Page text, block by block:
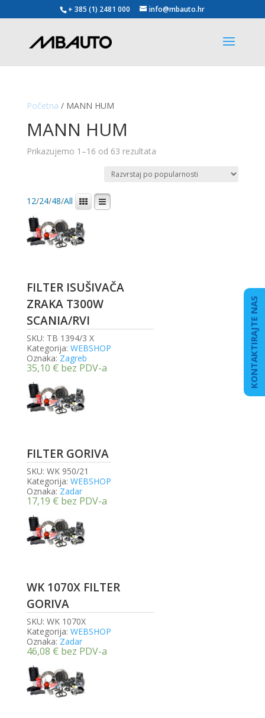
+ 385 (1) 2481 000 info@mbauto.hr
Početna / MANN HUM
MANN HUM
Prikazujemo 1–16 od 63 rezultataPoredano
popularnosti
12/24/48/All
FILTER ISUŠIVAČA
ZRAKA T300W
SCANIA/RVI
SKU: TB 1394/3 X
Kategorija: WEBSHOP
Oznaka: Zagreb
35,10 € bez PDV-a
FILTER GORIVA
SKU: WK 950/21
Kategorija: WEBSHOP
Oznaka: Zadar
17,19 € bez PDV-a
WK 1070X FILTER
GORIVA
SKU: WK 1070X
Kategorija: WEBSHOP
Oznaka: Zadar
46,08 € bez PDV-a
KONTAKTIRAJTE NAS